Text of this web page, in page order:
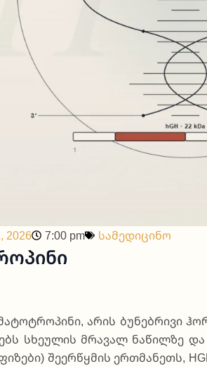
2026 7:00 pm სამედიცინო
არის ბუ­ნე­ბრი­ვი
სხე­უ­ლის მრა­ვალ ნა­წილ­ზე
შე­ერ­წყმის ერ­თმა­ნეთს,